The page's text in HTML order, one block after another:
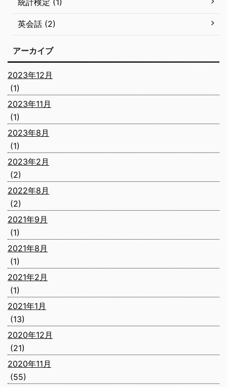
統計検定 (1)
英会話 (2)
アーカイブ
2023年12月
(1)
2023年11月
(1)
2023年8月
(1)
2023年2月
(2)
2022年8月
(2)
2021年9月
(1)
2021年8月
(1)
2021年2月
(1)
2021年1月
(13)
2020年12月
(21)
2020年11月
(55)